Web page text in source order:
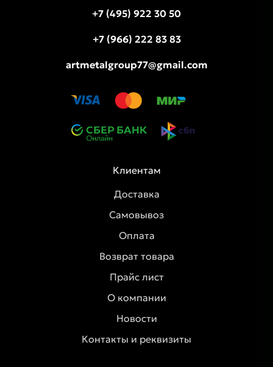
+7 (495) 922 30 50
+7 (966) 222 83 83
artmetalgroup77@gmail.com
Клиентам
Доставка
Самовывоз
Оплата
Возврат товара
Прайс лист
О компании
Новости
Контакты и реквизиты